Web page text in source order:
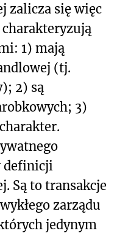
zalicza się więc
1) mają
(tj.
2) są
3)
definicji
Są to transakcje
zarządu
jedynym